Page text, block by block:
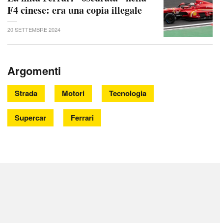
F4 cinese: era una copia illegale
20 SETTEMBRE 2024
Argomenti
Strada Motori Tecnologia
Supercar Ferrari